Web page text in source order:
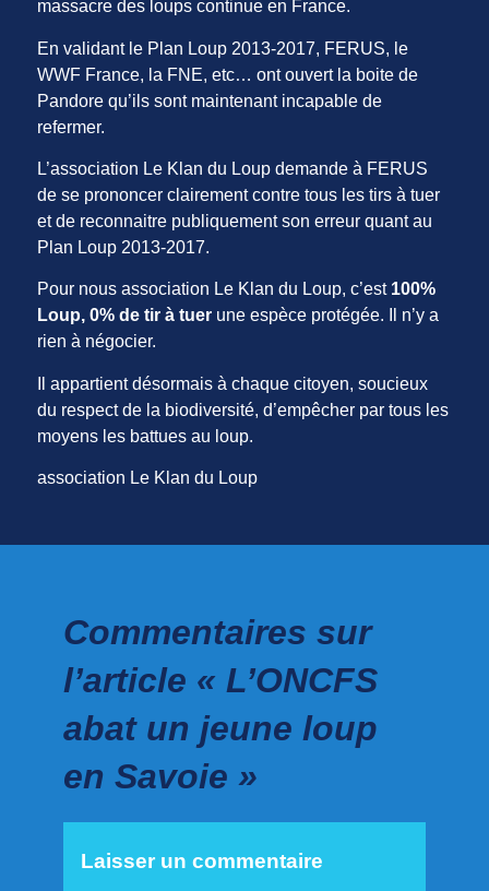
massacre des loups continue en France.
En validant le Plan Loup 2013-2017, FERUS, le
WWF France, la FNE, etc… ont ouvert la boite de
Pandore qu’ils sont maintenant incapable de
refermer.
L’association Le Klan du Loup demande à FERUS
de se prononcer clairement contre tous les tirs à tuer
et de reconnaitre publiquement son erreur quant au
Plan Loup 2013-2017.
Pour nous association Le Klan du Loup, c’est 100%
Loup, 0% de tir à tuer une espèce protégée. Il n’y a
rien à négocier.
Il appartient désormais à chaque citoyen, soucieux
du respect de la biodiversité, d’empêcher par tous les
moyens les battues au loup.
association Le Klan du Loup
Commentaires sur
l’article « L’ONCFS
abat un jeune loup
en Savoie »
Laisser un commentaire